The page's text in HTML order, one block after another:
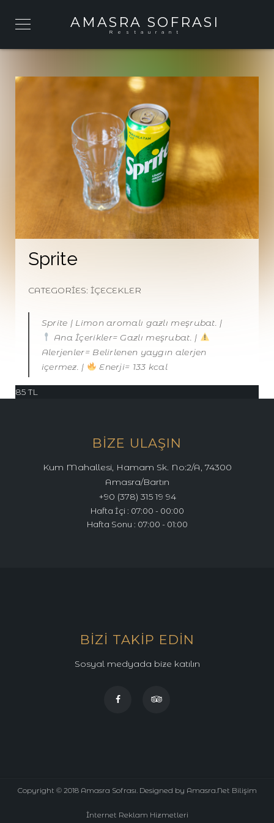
AMASRA SOFRASI
Restaurant
Sprite
CATEGORIES: İÇECEKLER
Sprite | Limon aromalı gazlı meşrubat. |
Ana İçerikler= Gazlı meşrubat. |
Alerjenler= Belirlenen yaygın alerjen
içermez. |
Enerji= 133 kcal
85TL
BIZE ULAŞIN
Kum Mahallesi, Hamam Sk. No:2/A, 74300
Amasra/Bartın
+90 (378) 315 19 94
Hafta İçi : 07:00 - 00:00
Hafta Sonu : 07:00 - 01:00
BIZI TAKIP EDIN
Sosyal medyada bize katılın
Copyright © 2018 Amasra Sofrası. Designed by Amasra.Net Bilişim
İnternet Reklam Hizmetleri